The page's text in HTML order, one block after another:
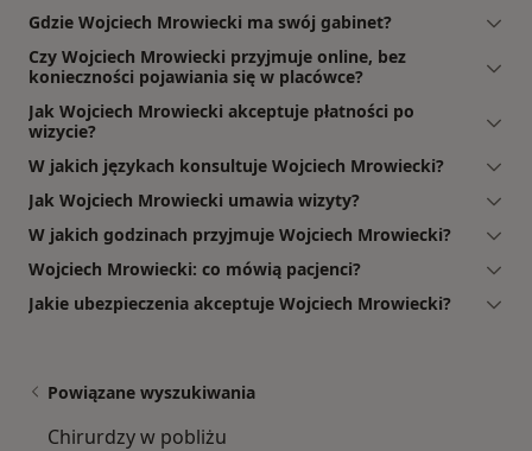
Gdzie Wojciech Mrowiecki ma swój gabinet?
Czy Wojciech Mrowiecki przyjmuje online, bez
konieczności pojawiania się w placówce?
Jak Wojciech Mrowiecki akceptuje płatności po
wizycie?
W jakich językach konsultuje Wojciech Mrowiecki?
Jak Wojciech Mrowiecki umawia wizyty?
W jakich godzinach przyjmuje Wojciech Mrowiecki?
Wojciech Mrowiecki: co mówią pacjenci?
Jakie ubezpieczenia akceptuje Wojciech Mrowiecki?
Powiązane wyszukiwania
Chirurdzy w pobliżu